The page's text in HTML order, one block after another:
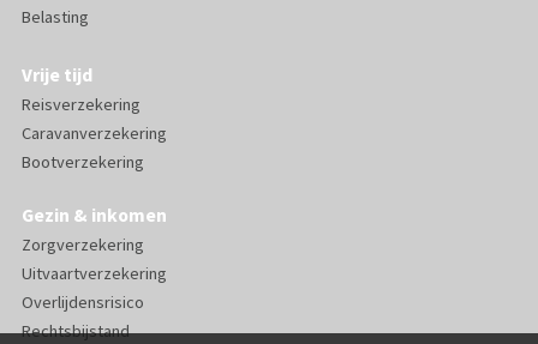
Belasting
Vrije tijd
Reisverzekering
Caravanverzekering
Bootverzekering
Gezin & inkomen
Zorgverzekering
Uitvaartverzekering
Overlijdensrisico
Rechtsbijstand